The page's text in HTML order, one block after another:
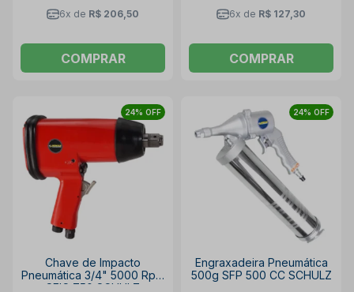
6x de R$ 206,50
COMPRAR
6x de R$ 127,30
COMPRAR
24% OFF
Chave de Impacto
Pneumática 3/4" 5000 Rpm
SFIC 750 SCHULZ
24% OFF
Engraxadeira Pneumática
500g SFP 500 CC SCHULZ